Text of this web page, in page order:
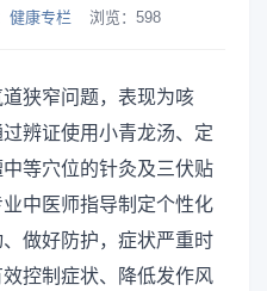
健康专栏 浏览： 598
狭窄问题，表现为咳
辨证使用小青龙汤、定
等穴位的针灸及三伏贴
中医师指导制定个性化
做好防护，症状严重时
控制症状、降低发作风